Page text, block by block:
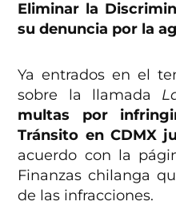
Eliminar la
su denuncia por la
Ya entrados en el
sobre la llamada
multas por
Tránsito en CDMX
acuerdo con la
Finanzas chilanga
de las infracciones.